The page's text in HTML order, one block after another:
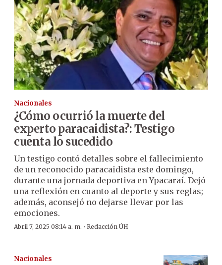
Nacionales
¿Cómo ocurrió la muerte del
experto paracaidista?: Testigo
cuenta lo sucedido
Un testigo contó detalles sobre el fallecimiento
de un reconocido paracaidista este domingo,
durante una jornada deportiva en Ypacaraí. Dejó
una reflexión en cuanto al deporte y sus reglas;
además, aconsejó no dejarse llevar por las
emociones.
Abril 7, 2025 08:14 a. m. · Redacción ÚH
Nacionales